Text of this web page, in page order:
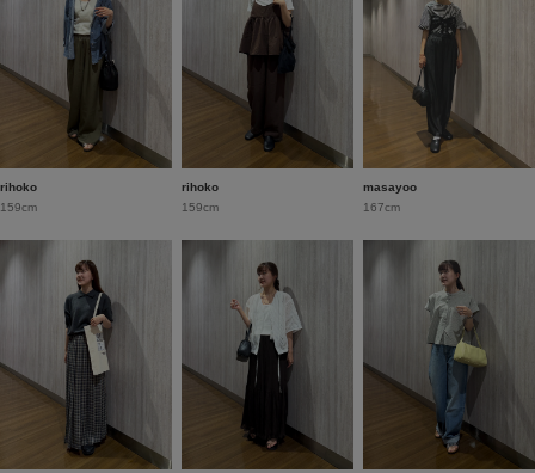
rihoko
159cm
rihoko
159cm
masayoo
167cm